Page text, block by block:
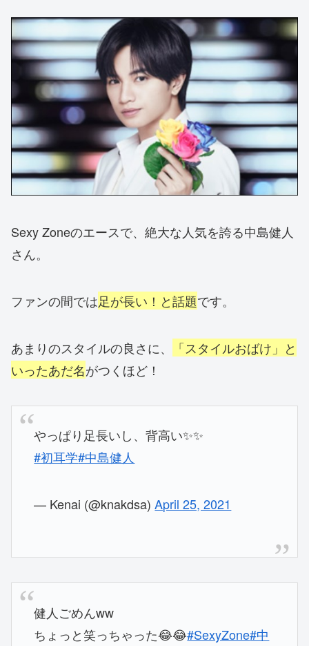
Sexy Zoneのエースで、絶大な人気を誇る中島健人
さん。
ファンの間では足が長い！と話題です。
あまりのスタイルの良さに、
「スタイルおばけ」と
いったあだ名がつくほど！
やっぱり足長いし、背高い✨✨
#初耳学#中島健人
— Kenai (@knakdsa)April 25, 2021
健人ごめんww
ちょっと笑っちゃった😂😂#SexyZone#中